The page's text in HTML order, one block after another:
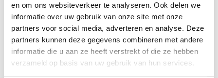
en om ons websiteverkeer te analyseren. Ook delen we
informatie over uw gebruik van onze site met onze
partners voor social media, adverteren en analyse. Deze
partners kunnen deze gegevens combineren met andere
informatie die u aan ze heeft verstrekt of die ze hebben
verzameld op basis van uw gebruik van hun services.
Recente artikelen
Gemaakt van afgedankte visnetten: Palm's
Seawastex®